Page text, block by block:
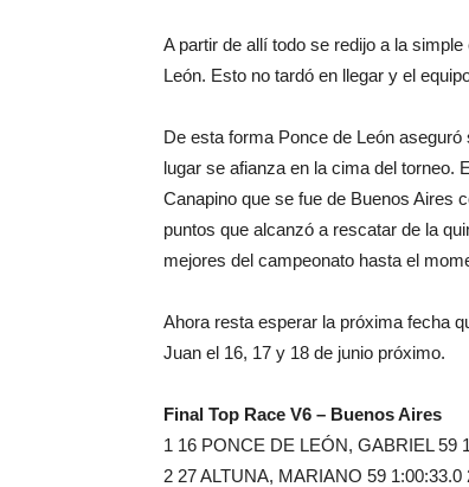
A partir de allí todo se redijo a la
León. Esto no tardó en llegar y el
De esta forma Ponce de León
lugar se afianza en la cima del torneo.
Canapino que se fue de Buenos Aires
puntos que alcanzó a rescatar de la
mejores del campeonato hasta el
Ahora resta esperar la próxima fecha
Juan el 16, 17 y 18 de junio próximo.
Final Top Race V6 – Buenos Aires
1 16 PONCE DE LEÓN, GABRIEL 59
2 27 ALTUNA, MARIANO 59 1:00:33.0